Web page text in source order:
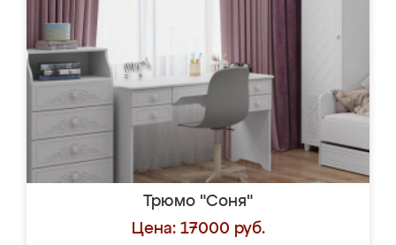
Трюмо "Соня"
Цена: 17000 руб.